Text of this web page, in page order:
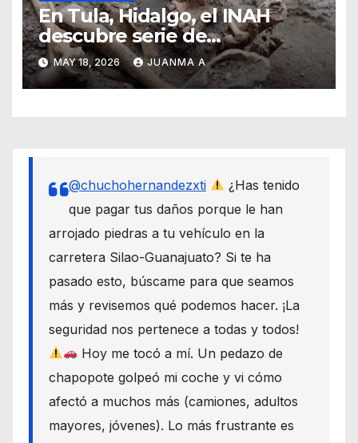
En Tula, Hidalgo, el INAH
descubre serie de
enterramientos de época
teotihuacana
MAY 18, 2026 JUANMA A
@chuchohernandezxti
¿Has tenido
que pagar tus daños porque le han
arrojado piedras a tu vehículo en la
carretera Silao-Guanajuato? Si te ha
pasado esto, búscame para que seamos
más y revisemos qué podemos hacer. ¡La
seguridad nos pertenece a todas y todos!
Hoy me tocó a mí. Un pedazo de
chapopote golpeó mi coche y vi cómo
afectó a muchos más (camiones, adultos
mayores, jóvenes). Lo más frustrante es